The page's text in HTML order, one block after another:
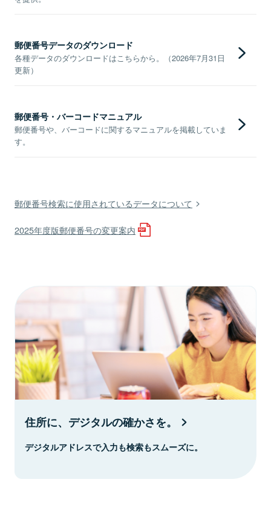
郵便番号データのダウンロード
各種データのダウンロードはこちらから。（2026年7月31日
更新）
郵便番号・バーコードマニュアル
郵便番号や、バーコードに関するマニュアルを掲載していま
す。
郵便番号検索に使用されているデータについて
2025年度版郵便番号の変更案内
住所に、デジタルの確かさを。
デジタルアドレスで入力も検索もスムーズに。